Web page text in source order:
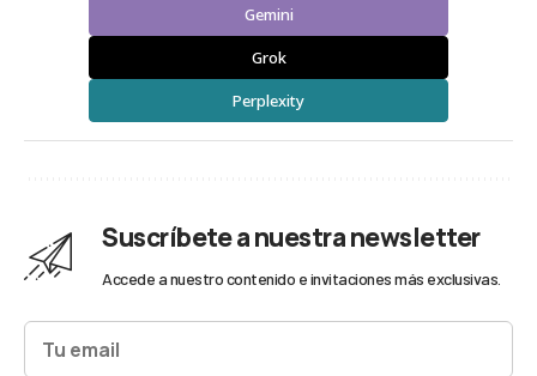
Gemini
Grok
Perplexity
Suscríbete a nuestra newsletter
Accede a nuestro contenido e invitaciones más exclusivas.